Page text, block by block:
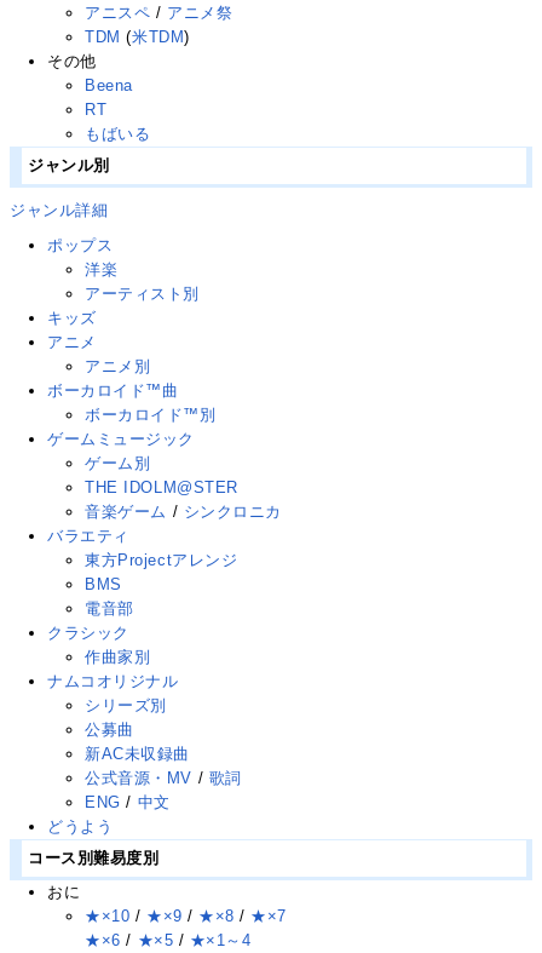
アニスペ / アニメ祭
TDM (米TDM)
その他
Beena
RT
もばいる
ジャンル別
ジャンル詳細
ポップス
洋楽
アーティスト別
キッズ
アニメ
アニメ別
ボーカロイド™曲
ボーカロイド™別
ゲームミュージック
ゲーム別
THE IDOLM@STER
音楽ゲーム / シンクロニカ
バラエティ
東方Projectアレンジ
BMS
電音部
クラシック
作曲家別
ナムコオリジナル
シリーズ別
公募曲
新AC未収録曲
公式音源・MV / 歌詞
ENG / 中文
どうよう
コース別難易度別
おに
★×10 / ★×9 / ★×8 / ★×7
★×6 / ★×5 / ★×1～4